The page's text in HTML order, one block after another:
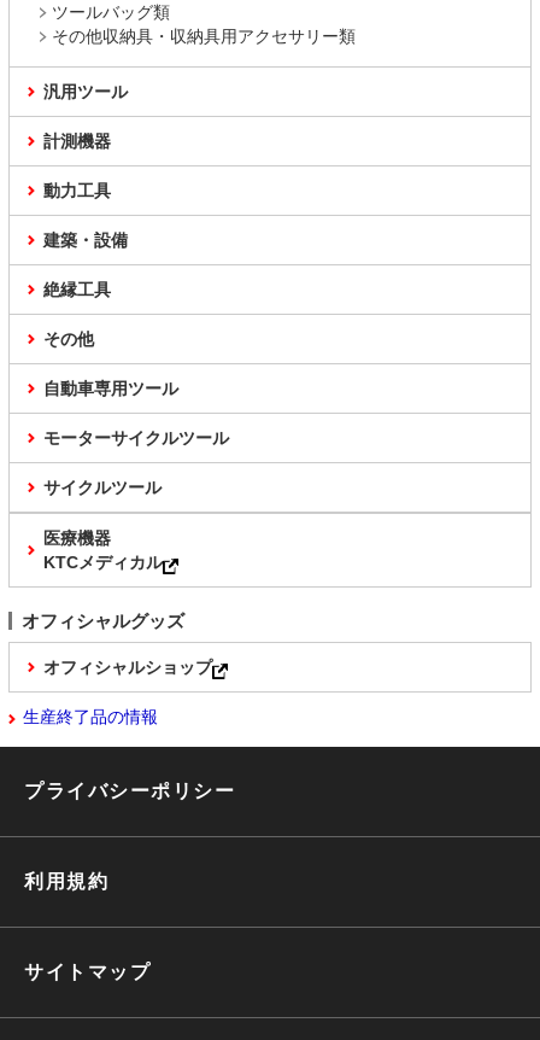
ツールバッグ類
その他収納具・収納具用アクセサリー類
汎用ツール
計測機器
動力工具
建築・設備
絶縁工具
その他
自動車専用ツール
モーターサイクルツール
サイクルツール
医療機器
KTCメディカル
オフィシャルグッズ
オフィシャルショップ
生産終了品の情報
プライバシーポリシー
利用規約
サイトマップ